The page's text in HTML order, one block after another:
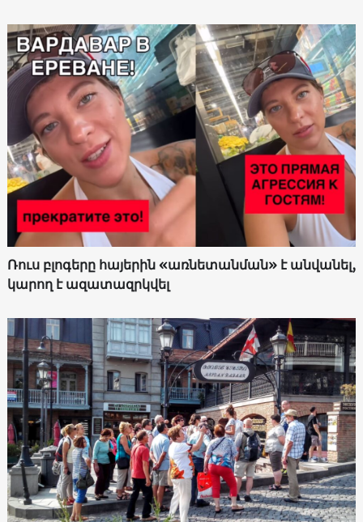
Ռուս բլոգերը հայերին «առնետանման» է անվանել,
կարող է ազատազրկվել